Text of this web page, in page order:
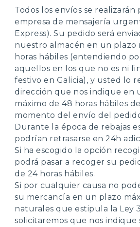
Todos los envíos se realizarán
empresa de mensajería
Express). Su pedido será
nuestro almacén en un plazo
horas hábiles (entendiendo
aquellos en los que no es ni
festivo en Galicia), y usted lo
dirección que nos indique en
máximo de 48 horas hábiles
momento del envío del
Durante la época de rebajas
podrían retrasarse en 24h
Si ha escogido la opción
podrá pasar a recoger su
de 24 horas hábiles.
Si por cualquier causa no
su mercancía en un plazo
naturales que estipula la Ley
solicitaremos que nos indique